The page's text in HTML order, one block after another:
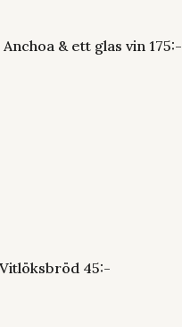
& ett glas vin 175:-
45:-